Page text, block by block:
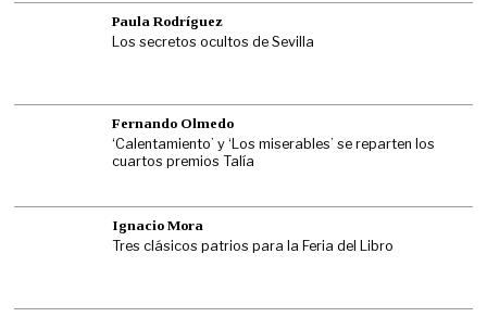
Paula Rodríguez
Los secretos ocultos de Sevilla
Fernando Olmedo
‘Calentamiento’ y ‘Los miserables’ se reparten los
cuartos premios Talía
Ignacio Mora
Tres clásicos patrios para la Feria del Libro